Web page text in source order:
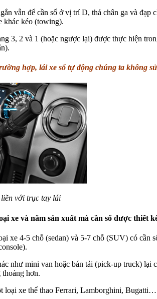
vẫn để cần số ở vị trí D, thả chân ga và đạp
khác kéo (towing).
3, 2 và 1 (hoặc ngược lại) được thực hiện
hợp, lái xe số tự động chúng ta không
với trục tay lái
xe và năm sản xuất mà cần số được thiết
xe 4-5 chỗ (sedan) và 5-7 chỗ (SUV) có cần
như mini van hoặc bán tải (pick-up truck) lại
thoáng hơn.
loại xe thể thao Ferrari, Lamborghini, Bugatti…